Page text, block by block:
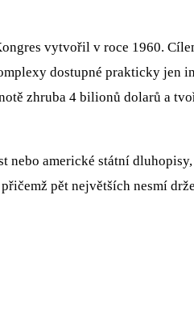
vytvořil v roce 1960.
dostupné prakticky jen
zhruba 4 bilionů dolarů a
americké státní
pět největších nesmí